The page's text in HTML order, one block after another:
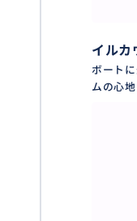
イルカ
ボート
ムの心